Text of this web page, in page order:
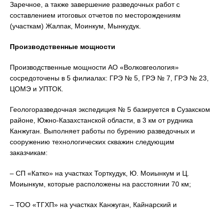
Заречное, а также завершение разведочных работ с
составлением итоговых отчетов по месторождениям
(участкам) Жалпак, Моинкум, Мынкудук.
Производственные мощности
Производственные мощности АО «Волковгеология»
сосредоточены в 5 филиалах: ГРЭ № 5, ГРЭ № 7, ГРЭ № 23,
ЦОМЭ и УПТОК.
Геологоразведочная экспедиция № 5 базируется в Сузакском
районе, Южно-Казахстанской области, в 3 км от рудника
Канжуган. Выполняет работы по бурению разведочных и
сооружению технологических скважин следующим
заказчикам:
– СП «Катко» на участках Торткудук, Ю. Моиынкум и Ц.
Моиынкум, которые расположены на расстоянии 70 км;
– ТОО «ТГХП» на участках Канжуган, Кайнарский и